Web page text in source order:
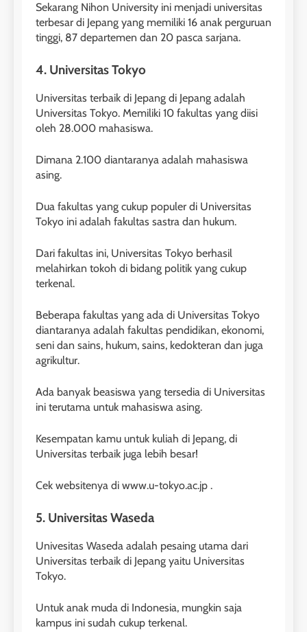
Sekarang Nihon University ini menjadi universitas
terbesar di Jepang yang memiliki 16 anak perguruan
tinggi, 87 departemen dan 20 pasca sarjana.
4. Universitas Tokyo
Universitas terbaik di Jepang di Jepang adalah
Universitas Tokyo. Memiliki 10 fakultas yang diisi
oleh 28.000 mahasiswa.
Dimana 2.100 diantaranya adalah mahasiswa
asing.
Dua fakultas yang cukup populer di Universitas
Tokyo ini adalah fakultas sastra dan hukum.
Dari fakultas ini, Universitas Tokyo berhasil
melahirkan tokoh di bidang politik yang cukup
terkenal.
Beberapa fakultas yang ada di Universitas Tokyo
diantaranya adalah fakultas pendidikan, ekonomi,
seni dan sains, hukum, sains, kedokteran dan juga
agrikultur.
Ada banyak beasiswa yang tersedia di Universitas
ini terutama untuk mahasiswa asing.
Kesempatan kamu untuk kuliah di Jepang, di
Universitas terbaik juga lebih besar!
Cek websitenya di www.u-tokyo.ac.jp .
5. Universitas Waseda
Univesitas Waseda adalah pesaing utama dari
Universitas terbaik di Jepang yaitu Universitas
Tokyo.
Untuk anak muda di Indonesia, mungkin saja
kampus ini sudah cukup terkenal.